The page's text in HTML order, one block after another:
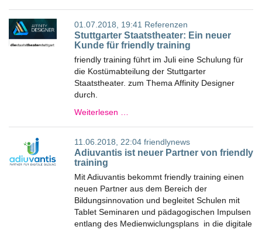
01.07.2018, 19:41 Referenzen
Stuttgarter Staatstheater: Ein neuer
Kunde für friendly training
friendly training führt im Juli eine Schulung für
die Kostümabteilung der Stuttgarter
Staatstheater. zum Thema Affinity Designer
durch.
Weiterlesen …
11.06.2018, 22:04 friendlynews
Adiuvantis ist neuer Partner von friendly
training
Mit Adiuvantis bekommt friendly training einen
neuen Partner aus dem Bereich der
Bildungsinnovation und begleitet Schulen mit
Tablet Seminaren und pädagogischen Impulsen
entlang des Medienwiclungsplans in die digitale